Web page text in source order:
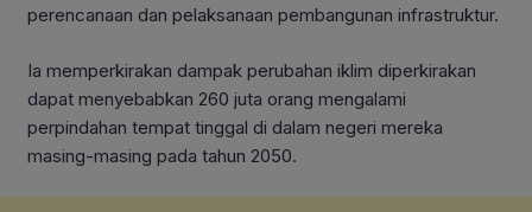
perencanaan dan pelaksanaan pembangunan infrastruktur.
Ia memperkirakan dampak perubahan iklim diperkirakan
dapat menyebabkan 260 juta orang mengalami
perpindahan tempat tinggal di dalam negeri mereka
masing-masing pada tahun 2050.